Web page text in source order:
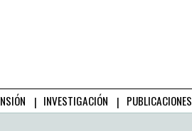
INVESTIGACIÓN PUBLICACIONES